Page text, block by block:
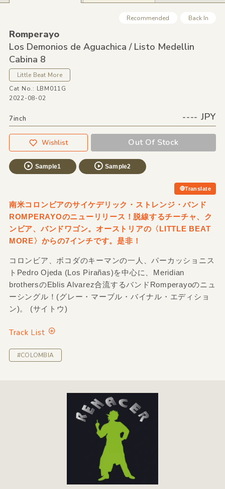
Recommended Back In
Romperayo
Los Demonios de Aguachica /Listo Medellin
Cabina 8
Little Beat More
Cat No.: LBM011G
2022-08-02
7inch ---- JPY
Wishlist Out Of Stock
Sample1 Sample2
Translate
南米コロンビアのサイケデリック・ストレンジ・バンド
ROMPERAYOのニューリリース！脱線するチーチャ、ク
ンビア、バンドワゴン。オーストリアの〈LITTLE BEAT
MORE〉からの7インチです。是非！
コロンビア、ボコダのキーマンの一人、パーカッショニス
トPedro Ojeda (Los Pirañas)を中心に、Meridian
brothersのEblis Alvarez合流するバンドRomperayoのニュ
ーシングル！(グレー・マーブル・バイナル・エディショ
ン)。 (サイトウ)
Track List
#COLOMBIA